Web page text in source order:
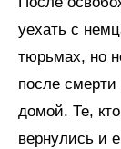
уехать с
тюрьмах, но
после
домой. Те,
вернулись и